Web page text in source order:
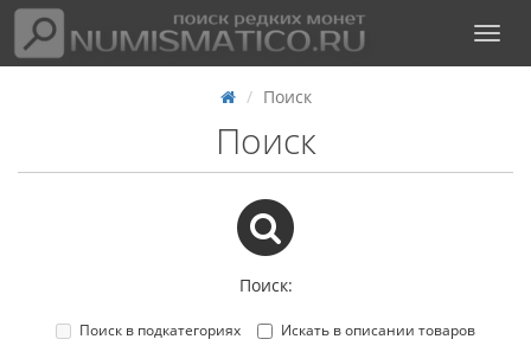
Поиск
Поиск
Поиск:
Поиск в подкатегориях Искать в описании товаров